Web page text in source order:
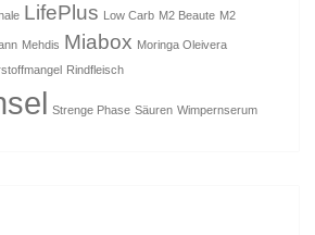
LifePlus Low Carb M2 Beaute M2
Mehdis Miabox Moringa Oleivera
Rindfleisch
Strenge Phase Säuren Wimpernserum